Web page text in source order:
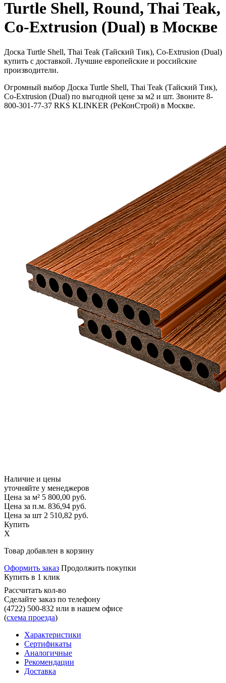
Turtle Shell, Round, Thai Teak,
Co-Extrusion (Dual) в Москве
Доска Turtle Shell, Thai Teak (Тайский Тик), Co-Extrusion (Dual)
купить с доставкой. Лучшие европейские и российские
производители.
Огромный выбор Доска Turtle Shell, Thai Teak (Тайский Тик),
Co-Extrusion (Dual) по выгодной цене за м2 и шт. Звоните 8-
800-301-77-37 RKS KLINKER (РеКонСтрой) в Москве.
Наличие и цены
уточняйте у менеджеров
Цена за м² 5 800,00 руб.
Цена за п.м. 836,94 руб.
Цена за шт 2 510,82 руб.
Купить
X
Товар добавлен в корзину
Оформить заказ Продолжить покупки
Купить в 1 клик
Рассчитать кол-во
Сделайте заказ по телефону
(4722) 500-832 или в нашем офисе
(схема проезда)
Характеристики
Сертификаты
Аналогичные
Рекомендации
Доставка